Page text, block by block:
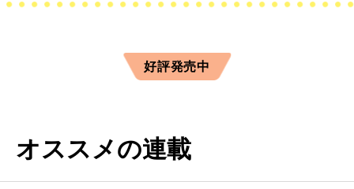
好評発売中
オススメの連載